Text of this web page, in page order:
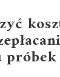
próbek